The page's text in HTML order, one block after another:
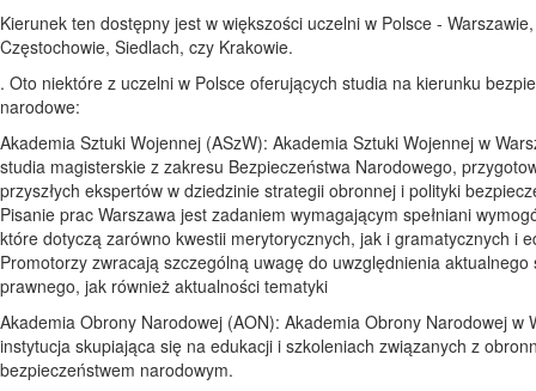
Kierunek ten dostępny jest w większości uczelni w Polsce -
Częstochowie, Siedlach, czy Krakowie.
. Oto niektóre z uczelni w Polsce oferujących studia na kierunku
narodowe:
Akademia Sztuki Wojennej (ASzW): Akademia Sztuki Wojennej w
studia magisterskie z zakresu Bezpieczeństwa Narodowego,
przyszłych ekspertów w dziedzinie strategii obronnej i polityki
Pisanie prac Warszawa jest zadaniem wymagającym spełniani
które dotyczą zarówno kwestii merytorycznych, jak i gramatycznych i
Promotorzy zwracają szczególną uwagę do uwzględnienia aktualnego
prawnego, jak również aktualności tematyki
Akademia Obrony Narodowej (AON): Akademia Obrony Narodowej w
instytucja skupiająca się na edukacji i szkoleniach związanych z
bezpieczeństwem narodowym.